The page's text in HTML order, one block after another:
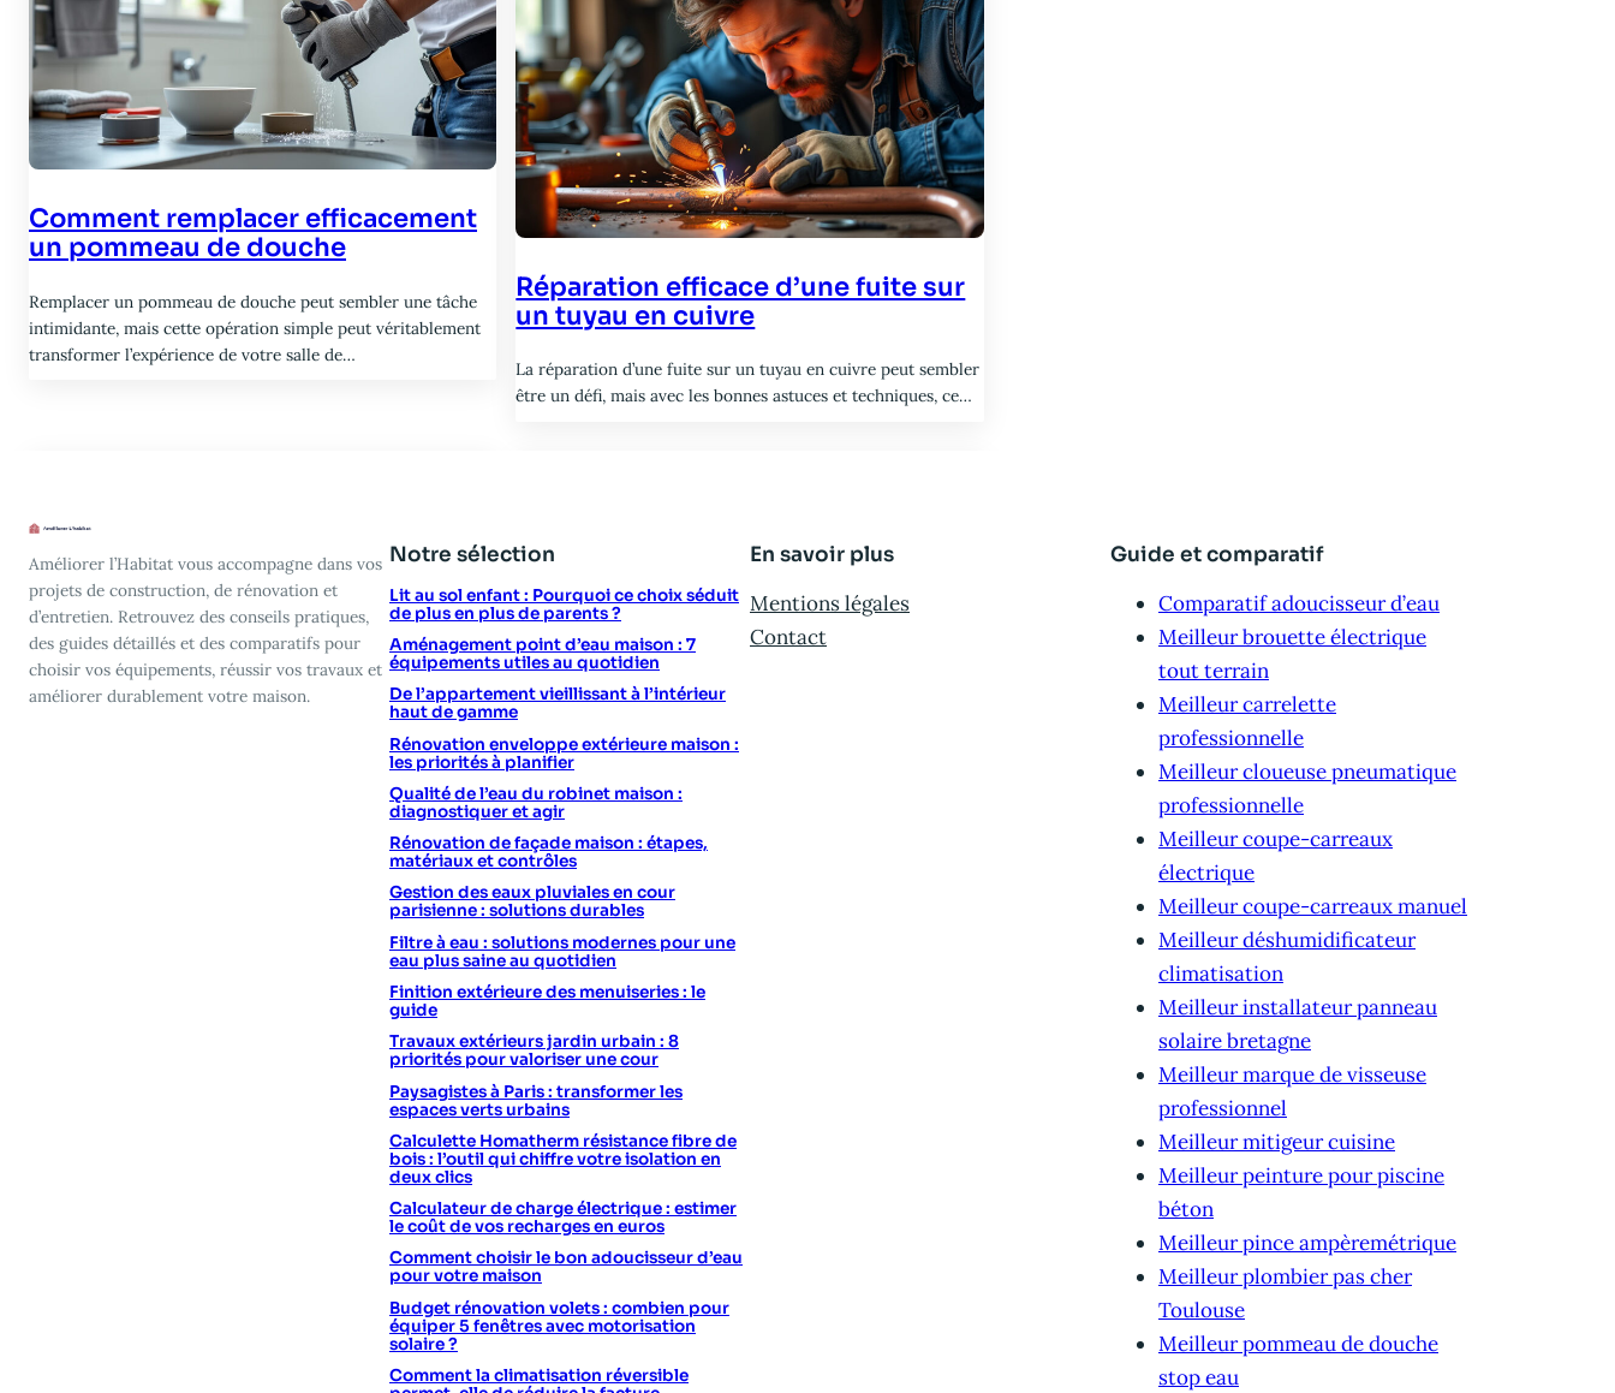
Comment remplacer efficacement
un pommeau de douche
Remplacer un pommeau de douche peut sembler une tâche
intimidante, mais cette opération simple peut véritablement
transformer l’expérience de votre salle de…
Réparation efficace d’une fuite sur
un tuyau en cuivre
La réparation d’une fuite sur un tuyau en cuivre peut sembler
être un défi, mais avec les bonnes astuces et techniques, ce…
Améliorer l’Habitat vous accompagne dans vos
projets de construction, de rénovation et
d’entretien. Retrouvez des conseils pratiques,
des guides détaillés et des comparatifs pour
choisir vos équipements, réussir vos travaux et
améliorer durablement votre maison.
Notre sélection
Lit au sol enfant : Pourquoi ce choix séduit
de plus en plus de parents ?
Aménagement point d’eau maison : 7
équipements utiles au quotidien
De l’appartement vieillissant à l’intérieur
haut de gamme
Rénovation enveloppe extérieure maison :
les priorités à planifier
Qualité de l’eau du robinet maison :
diagnostiquer et agir
Rénovation de façade maison : étapes,
matériaux et contrôles
Gestion des eaux pluviales en cour
parisienne : solutions durables
Filtre à eau : solutions modernes pour une
eau plus saine au quotidien
Finition extérieure des menuiseries : le
guide
Travaux extérieurs jardin urbain : 8
priorités pour valoriser une cour
Paysagistes à Paris : transformer les
espaces verts urbains
Calculette Homatherm résistance fibre de
bois : l’outil qui chiffre votre isolation en
deux clics
Calculateur de charge électrique : estimer
le coût de vos recharges en euros
Comment choisir le bon adoucisseur d’eau
pour votre maison
Budget rénovation volets : combien pour
équiper 5 fenêtres avec motorisation
solaire ?
Comment la climatisation réversible
En savoir plus
Mentions légales
Contact
Guide et comparatif
Comparatif adoucisseur d’eau
Meilleur brouette électrique
tout terrain
Meilleur carrelette
professionnelle
Meilleur cloueuse pneumatique
professionnelle
Meilleur coupe-carreaux
électrique
Meilleur coupe-carreaux manuel
Meilleur déshumidificateur
climatisation
Meilleur installateur panneau
solaire bretagne
Meilleur marque de visseuse
professionnel
Meilleur mitigeur cuisine
Meilleur peinture pour piscine
béton
Meilleur pince ampèremétrique
Meilleur plombier pas cher
Toulouse
Meilleur pommeau de douche
stop eau